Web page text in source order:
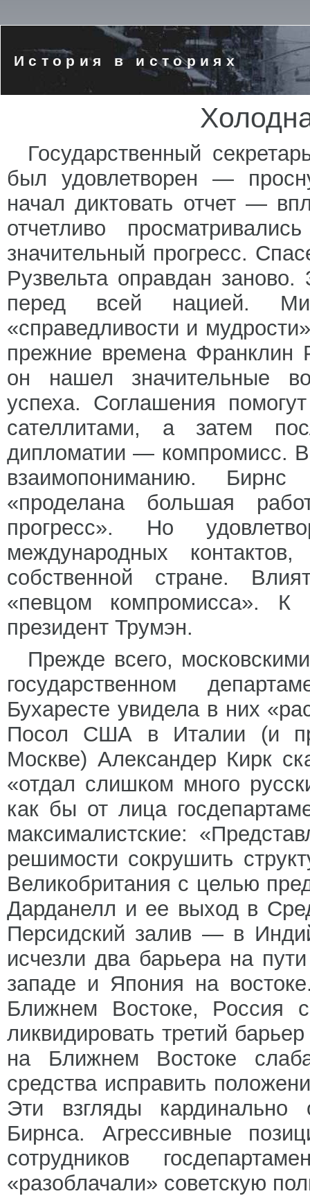
История в историях
Государственный
был удовлетворен —
начал диктовать отчет —
отчетливо
значительный прогресс.
Рузвельта оправдан
перед всей нацией.
«справедливости и
прежние времена Франклин
он нашел значительные
успеха. Соглашения
сателлитами, а затем
дипломатии — компромисс.
взаимопониманию.
«проделана большая
прогресс». Но
международных
собственной стране.
«певцом компромисса».
президент Трумэн.
Прежде всего,
государственном
Бухаресте увидела в них
Посол США в Италии (и
Москве) Александер Кирк
«отдал слишком много
как бы от лица
максималистские:
решимости сокрушить
Великобритания с целью
Дарданелл и ее выход в
Персидский залив — в
исчезли два барьера на
западе и Япония на
Ближнем Востоке, Россия
ликвидировать третий
на Ближнем Востоке
средства исправить
Эти взгляды кардинально
Бирнса. Агрессивные
сотрудников
«разоблачали» советскую